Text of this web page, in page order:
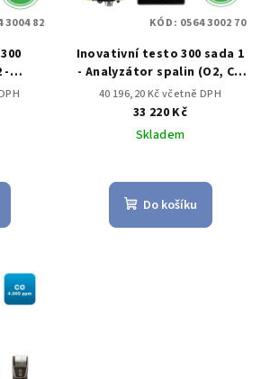
-
CO s
3004 82
Inovativní testo 300 sada 1
- Analyzátor spalin (O2, CO
až do 4,000 ppm)
40 196,20 Kč včetně DPH
33 220 Kč
Skladem
Do košíku
KÓD: 0564 3002 70